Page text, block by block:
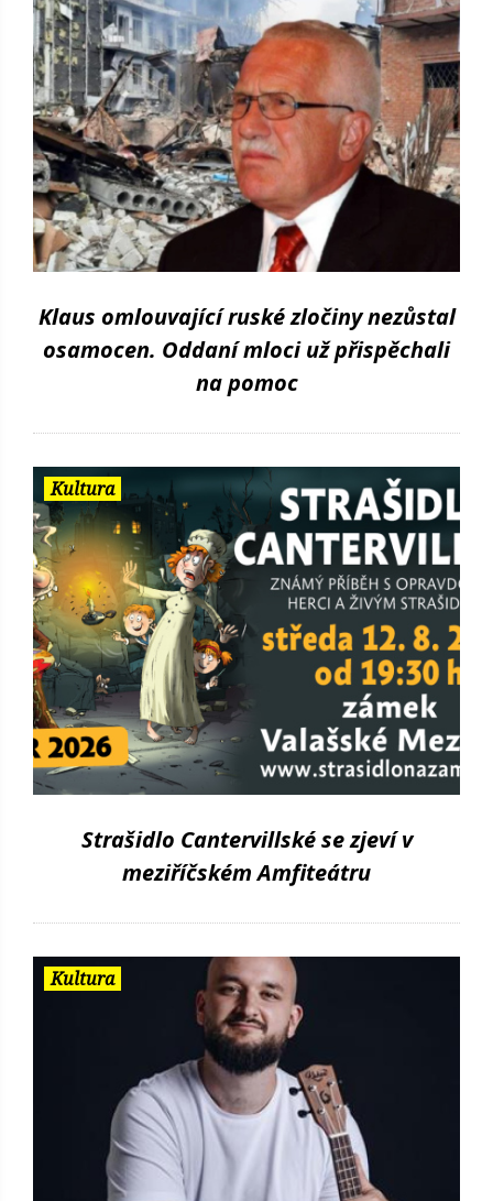
Klaus omlouvající ruské zločiny nezůstal
osamocen. Oddaní mloci už přispěchali
na pomoc
Kultura
Strašidlo Cantervillské se zjeví v
meziříčském Amfiteátru
Kultura